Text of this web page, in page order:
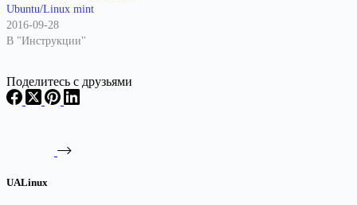
Ubuntu/Linux mint
2016-09-28
В "Инструкции"
Поделитесь с друзьями
UALinux